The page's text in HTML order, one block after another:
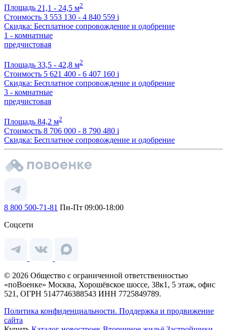
Площадь 21,1 - 24,5 м2
Стоимость 3 553 130 - 4 840 559 i
Скидка: Бесплатное сопровождение и одобрение
1 - комнатные
предчистовая
Площадь 33,5 - 42,8 м2
Стоимость 5 621 400 - 6 407 160 i
Скидка: Бесплатное сопровождение и одобрение
3 - комнатные
предчистовая
Площадь 84,2 м2
Стоимость 8 706 000 - 8 790 480 i
Скидка: Бесплатное сопровождение и одобрение
8 800 500-71-81 Пн-Пт 09:00-18:00
Соцсети
© 2026 Общество с ограниченной ответственностью
«поВоенке» Москва, Хорошёвское шоссе, 38к1, 5 этаж, офис
521, ОГРН 5147746388543 ИНН 7725849789.
Политика конфиденциальности. Поддержка и продвижение
сайта